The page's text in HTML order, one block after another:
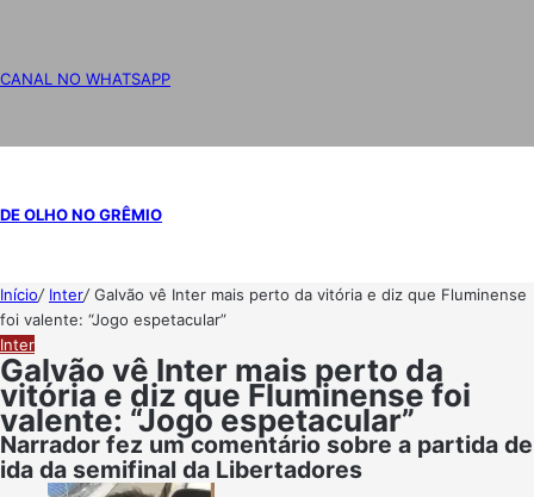
CANAL NO WHATSAPP
DE OLHO NO GRÊMIO
Início/ Inter/Galvão vê Inter mais perto da vitória e diz que Fluminense
foi valente: “Jogo espetacular”
Inter
Galvão vê Inter mais perto da
vitória e diz que Fluminense foi
valente: “Jogo espetacular”
Narrador fez um comentário sobre a partida de
ida da semifinal da Libertadores